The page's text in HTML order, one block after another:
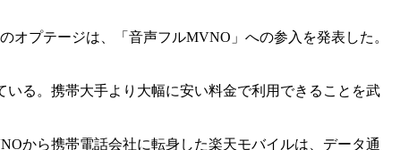
プテージは、「音声フルMVNO」への参入を発表した。
る。携帯大手より大幅に安い料金で利用できることを武
から携帯電話会社に転身した楽天モバイルは、データ通